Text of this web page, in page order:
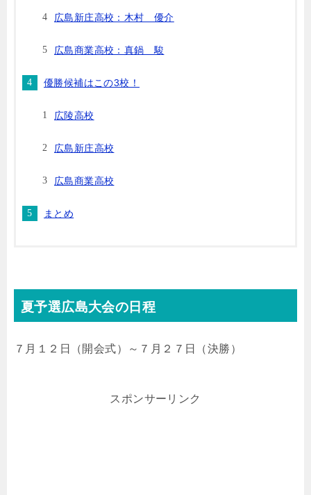
広島新庄高校：木村 優介
広島商業高校：真鍋 駿
優勝候補はこの3校！
広陵高校
広島新庄高校
広島商業高校
まとめ
夏予選広島大会の日程
７月１２日（開会式）～７月２７日（決勝）
スポンサーリンク